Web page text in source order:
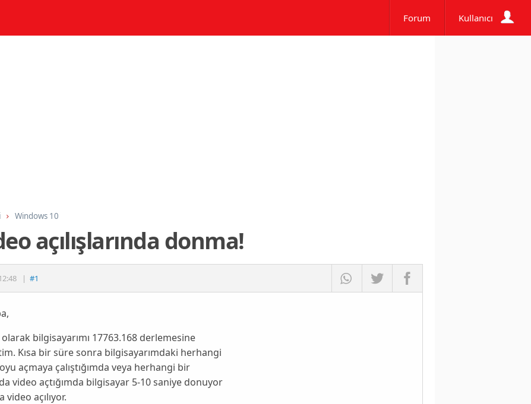
Forum Kullanıcı
Windows 10
açılışlarında donma!
| #1
bilgisayarımı 17763.168 derlemesine
Kısa bir süre sonra bilgisayarımdaki herhangi
açmaya çalıştığımda veya herhangi bir
video açtığımda bilgisayar 5-10 saniye donuyor
video açılıyor.